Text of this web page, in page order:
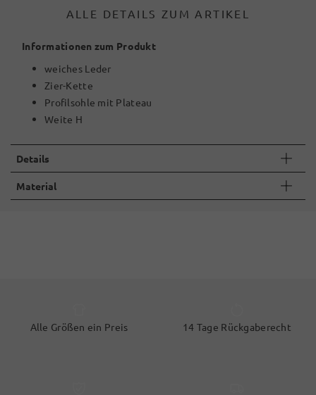
ALLE DETAILS ZUM ARTIKEL
Informationen zum Produkt
weiches Leder
Zier-Kette
Profilsohle mit Plateau
Weite H
Details
Material
Alle Größen ein Preis 14 Tage Rückgaberecht